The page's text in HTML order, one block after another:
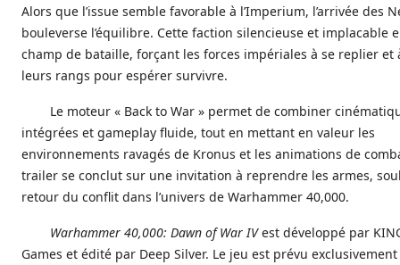
Alors que l’issue semble favorable à l’Imperium, l’arrivée des
bouleverse l’équilibre. Cette faction silencieuse et implacable
champ de bataille, forçant les forces impériales à se replier et
leurs rangs pour espérer survivre.
Le moteur « Back to War » permet de combiner
intégrées et gameplay fluide, tout en mettant en valeur les
environnements ravagés de Kronus et les animations de
trailer se conclut sur une invitation à reprendre les armes,
retour du conflit dans l’univers de Warhammer 40,000.
Warhammer 40,000: Dawn of War IVest développé par
Games et édité par Deep Silver. Le jeu est prévu exclusivement